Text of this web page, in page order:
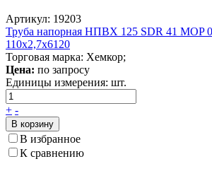
Артикул: 19203
Труба напорная НПВХ 125 SDR 41 MOP
110x2,7x6120
Торговая марка: Хемкор;
Цена: по запросу
Единицы измерения: шт.
+ -
В корзину
В избранное
К сравнению